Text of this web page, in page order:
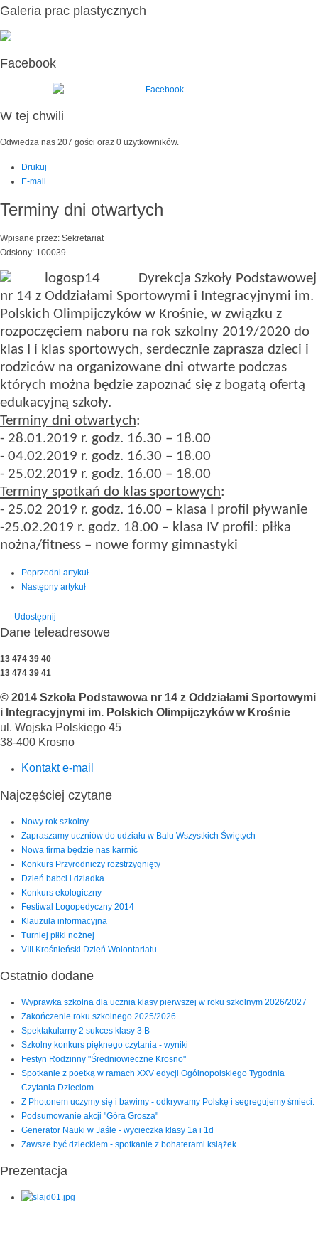
Galeria prac plastycznych
Facebook
W tej chwili
Odwiedza nas 207 gości oraz 0 użytkowników.
Drukuj
E-mail
Terminy dni otwartych
Wpisane przez: Sekretariat
Odsłony: 100039
Dyrekcja Szkoły Podstawowej
nr 14 z Oddziałami Sportowymi i Integracyjnymi im.
Polskich Olimpijczyków w Krośnie, w związku z
rozpoczęciem naboru na rok szkolny 2019/2020 do
klas I i klas sportowych, serdecznie zaprasza dzieci i
rodziców na organizowane dni otwarte podczas
których można będzie zapoznać się z bogatą ofertą
edukacyjną szkoły.
Terminy dni otwartych:
- 28.01.2019 r. godz. 16.30 – 18.00
- 04.02.2019 r. godz. 16.30 – 18.00
- 25.02.2019 r. godz. 16.00 – 18.00
Terminy spotkań do klas sportowych:
- 25.02 2019 r. godz. 16.00 – klasa I profil pływanie
-25.02.2019 r. godz. 18.00 – klasa IV profil: piłka
nożna/fitness – nowe formy gimnastyki
Poprzedni artykuł
Następny artykuł
Udostępnij
Dane teleadresowe
13 474 39 40
13 474 39 41
© 2014 Szkoła Podstawowa nr 14 z Oddziałami Sportowymi
i Integracyjnymi im. Polskich Olimpijczyków w Krośnie
ul. Wojska Polskiego 45
38-400 Krosno
Kontakt e-mail
Najczęściej czytane
Nowy rok szkolny
Zapraszamy uczniów do udziału w Balu Wszystkich Świętych
Nowa firma będzie nas karmić
Konkurs Przyrodniczy rozstrzygnięty
Dzień babci i dziadka
Konkurs ekologiczny
Festiwal Logopedyczny 2014
Klauzula informacyjna
Turniej piłki nożnej
VIII Krośnieński Dzień Wolontariatu
Ostatnio dodane
Wyprawka szkolna dla ucznia klasy pierwszej w roku szkolnym 2026/2027
Zakończenie roku szkolnego 2025/2026
Spektakularny 2 sukces klasy 3 B
Szkolny konkurs pięknego czytania - wyniki
Festyn Rodzinny "Średniowieczne Krosno"
Spotkanie z poetką w ramach XXV edycji Ogólnopolskiego Tygodnia
Czytania Dzieciom
Z Photonem uczymy się i bawimy - odkrywamy Polskę i segregujemy śmieci.
Podsumowanie akcji "Góra Grosza"
Generator Nauki w Jaśle - wycieczka klasy 1a i 1d
Zawsze być dzieckiem - spotkanie z bohaterami książek
Prezentacja